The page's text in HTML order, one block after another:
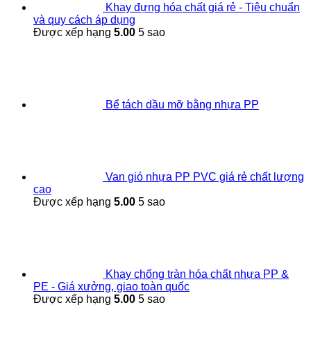
Khay đựng hóa chất giá rẻ - Tiêu chuẩn
và quy cách áp dụng
Được xếp hạng 5.00 5 sao
Bể tách dầu mỡ bằng nhựa PP
Van gió nhựa PP PVC giá rẻ chất lượng
cao
Được xếp hạng 5.00 5 sao
Khay chống tràn hóa chất nhựa PP &
PE - Giá xưởng, giao toàn quốc
Được xếp hạng 5.00 5 sao